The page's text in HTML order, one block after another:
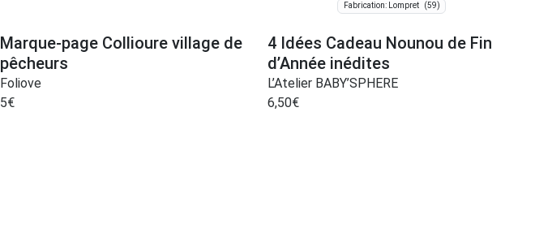
Marque-page Collioure village de
pêcheurs
Foliove
5€
Fabrication: Lompret (59)
4 Idées Cadeau Nounou de Fin
d’Année inédites
L’Atelier BABY’SPHERE
6,50€